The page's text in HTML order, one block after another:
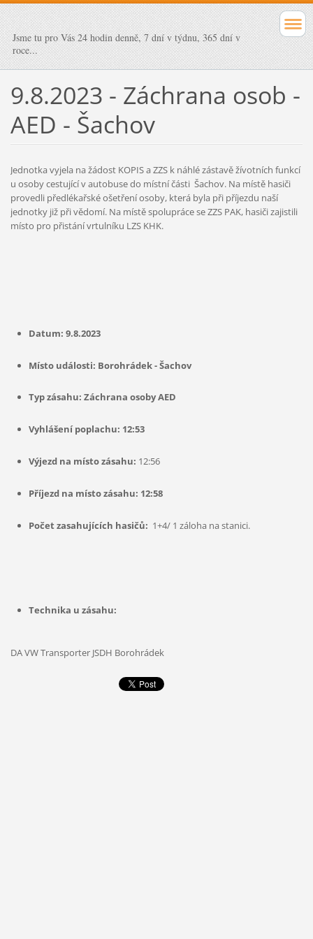
Jsme tu pro Vás 24 hodin denně, 7 dní v týdnu, 365 dní v
roce...
9.8.2023 - Záchrana osob -
AED - Šachov
Jednotka vyjela na žádost KOPIS a ZZS k náhlé zástavě žívotních funkcí
u osoby cestující v autobuse do místní části Šachov. Na místě hasiči
provedli předlékařské ošetření osoby, která byla při příjezdu naší
jednotky již při vědomí. Na místě spolupráce se ZZS PAK, hasiči zajistili
místo pro přistání vrtulníku LZS KHK.
Datum: 9.8.2023
Místo události: Borohrádek - Šachov
Typ zásahu: Záchrana osoby AED
Vyhlášení poplachu: 12:53
Výjezd na místo zásahu: 12:56
Příjezd na místo zásahu: 12:58
Počet zasahujících hasičů: 1+4/ 1 záloha na stanici.
Technika u zásahu:
DA VW Transporter JSDH Borohrádek